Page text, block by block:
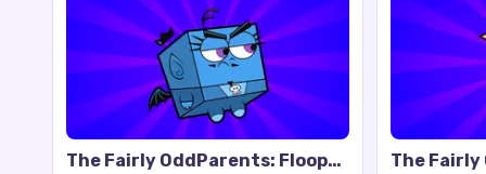
The Fairly OddParents: Floop
The Fairly